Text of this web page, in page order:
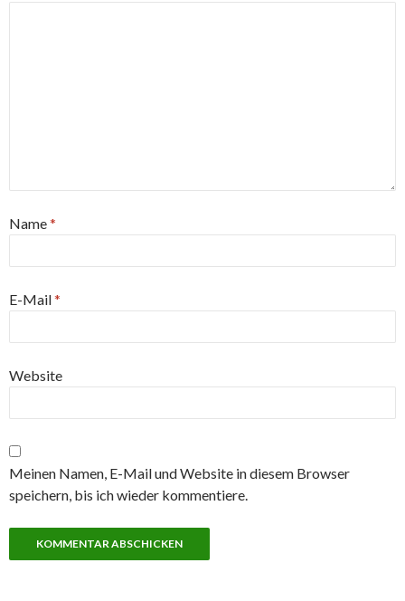
Name*
E-Mail*
Website
Meinen Namen, E-Mail und Website in diesem Browser
speichern, bis ich wieder kommentiere.